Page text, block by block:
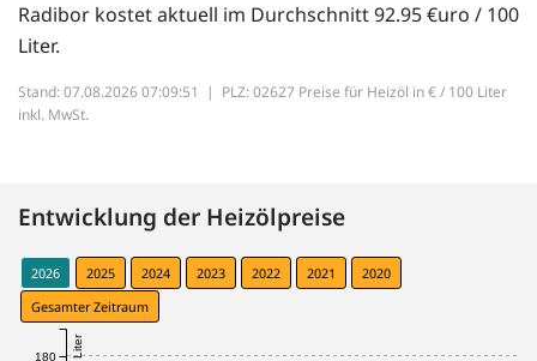
Radibor kostet aktuell im Durchschnitt 92.95 €uro / 100
Liter.
Stand: 07.08.2026 07:09:51 | PLZ: 02627 Preise für Heizöl in € / 100 Liter
inkl. MwSt.
Entwicklung der Heizölpreise
2026 2025 2024 2023 2022 2021
2020
Gesamter Zeitraum
180